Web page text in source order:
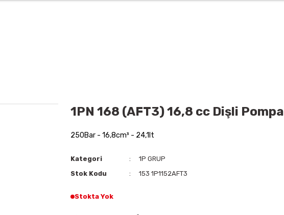
1PN 168 (AFT3) 16,8 cc Dişli Pompa
250Bar - 16,8cm³ - 24,1lt
Kategori
1P GRUP
Stok Kodu
153 1P1152AFT3
Stokta Yok